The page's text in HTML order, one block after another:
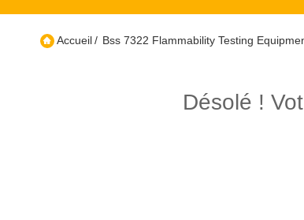
Accueil/ Bss 7322 Flammability Testing
Désolé !